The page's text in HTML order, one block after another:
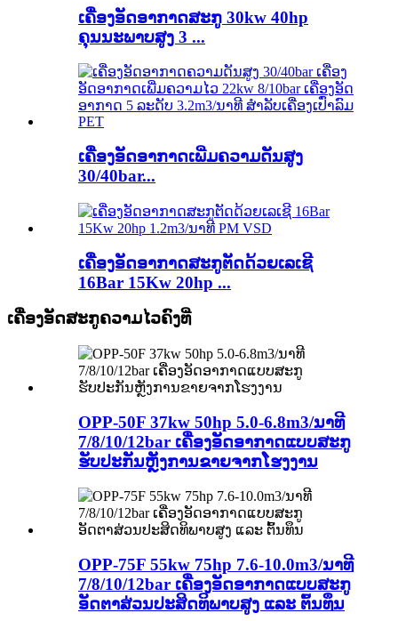
ເຄື່ອງອັດອາກາດສະກູ 30kw 40hp
ຄຸນນະພາບສູງ 3 ...
ເຄື່ອງອັດອາກາດເພີ່ມຄວາມດັນສູງ
30/40bar...
ເຄື່ອງອັດອາກາດສະກູຕັດດ້ວຍເລເຊີ
16Bar 15Kw 20hp ...
ເຄື່ອງອັດສະກູຄວາມໄວຄົງທີ່
OPP-50F 37kw 50hp 5.0-6.8m3/ນາທີ
7/8/10/12bar ເຄື່ອງອັດອາກາດແບບສະກູ
ຮັບປະກັນຫຼັງການຂາຍຈາກໂຮງງານ
OPP-75F 55kw 75hp 7.6-10.0m3/ນາທີ
7/8/10/12bar ເຄື່ອງອັດອາກາດແບບສະກູ
ອັດຕາສ່ວນປະສິດທິພາບສູງ ແລະ ຕົ້ນທຶນ